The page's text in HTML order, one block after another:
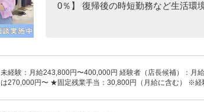
0％】 復帰後の時短勤務など生活環
未経験：月給243,800円〜400,000円 経験者（店長候補）：
は270,000円〜 ★固定残業手当：30,800円（月給に含む） ※経